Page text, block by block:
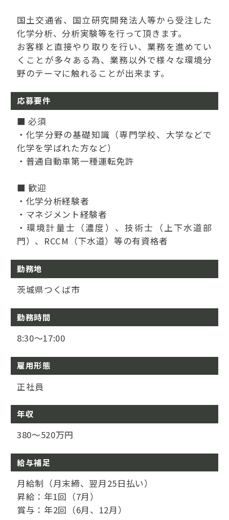
国土交通省、国立研究開発法人等から受注した
化学分析、分析実験等を行って頂きます。
お客様と直接やり取りを行い、業務を進めてい
くことが多々ある為、業務以外で様々な環境分
野のテーマに触れることが出来ます。
応募要件
■ 必須
・化学分野の基礎知識（専門学校、大学などで
化学を学ばれた方など）
・普通自動車第一種運転免許
■ 歓迎
・化学分析経験者
・マネジメント経験者
・環境計量士（濃度）、技術士（上下水道部
門）、RCCM（下水道）等の有資格者
勤務地
茨城県つくば市
勤務時間
8:30～17:00
雇用形態
正社員
年収
380～520万円
給与補足
月給制（月末締、翌月25日払い）
昇給：年1回（7月）
賞与：年2回（6月、12月）